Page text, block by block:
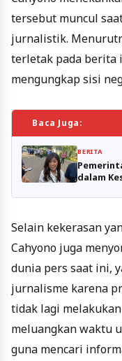
tersebut muncul
jurnalistik.
terletak pada berita
mengungkap sisi
Baca Juga:
BERITA
dalam
Selain kekerasan
Cahyono juga
dunia pers saat ini,
jurnalisme karena
tidak lagi
meluangkan waktu
guna mencari